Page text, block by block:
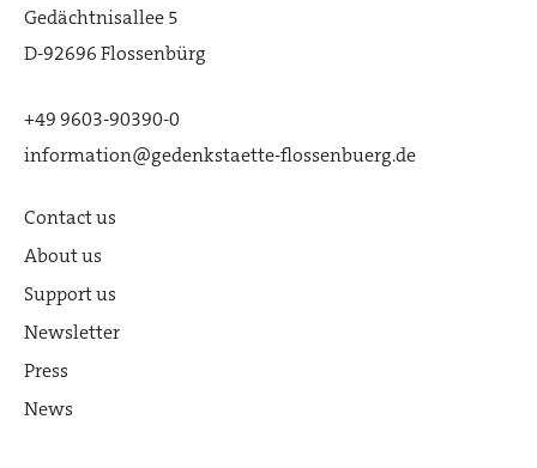
Gedächtnisallee 5
D-92696 Flossenbürg
+49 9603-90390-0
information@gedenkstaette-flossenbuerg.de
Contact us
About us
Support us
Newsletter
Press
News